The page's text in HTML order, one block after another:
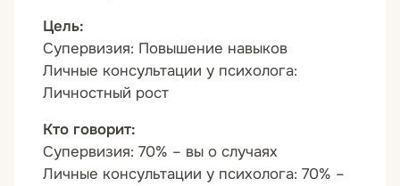
Цель:
Супервизия: Повышение навыков
Личные консультации у психолога:
Личностный рост
Кто говорит:
Супервизия: 70% – вы о случаях
Личные консультации у психолога: 70% –